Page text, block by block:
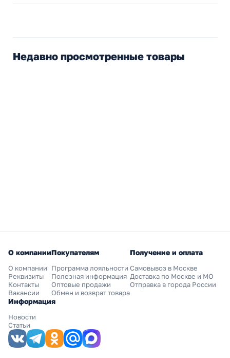
Недавно просмотренные товары
О компании
О компании
Реквизиты
Контакты
Вакансии
Покупателям
Программа лояльности
Полезная информация
Оптовые продажи
Обмен и возврат товара
Получение и оплата
Самовывоз в Москве
Доставка по Москве и МО
Отправка в города России
Информация
Новости
Статьи